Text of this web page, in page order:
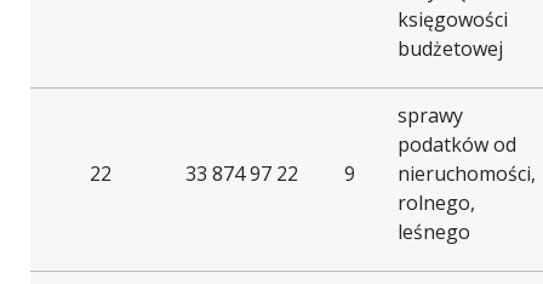
księgowości
budżetowej
22 33 874 97 22 9
sprawy
podatków od
nieruchomości,
rolnego,
leśnego